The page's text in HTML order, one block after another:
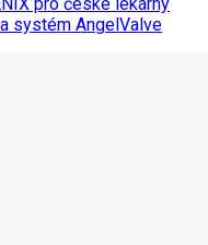
pro české lékárny
systém AngelValve